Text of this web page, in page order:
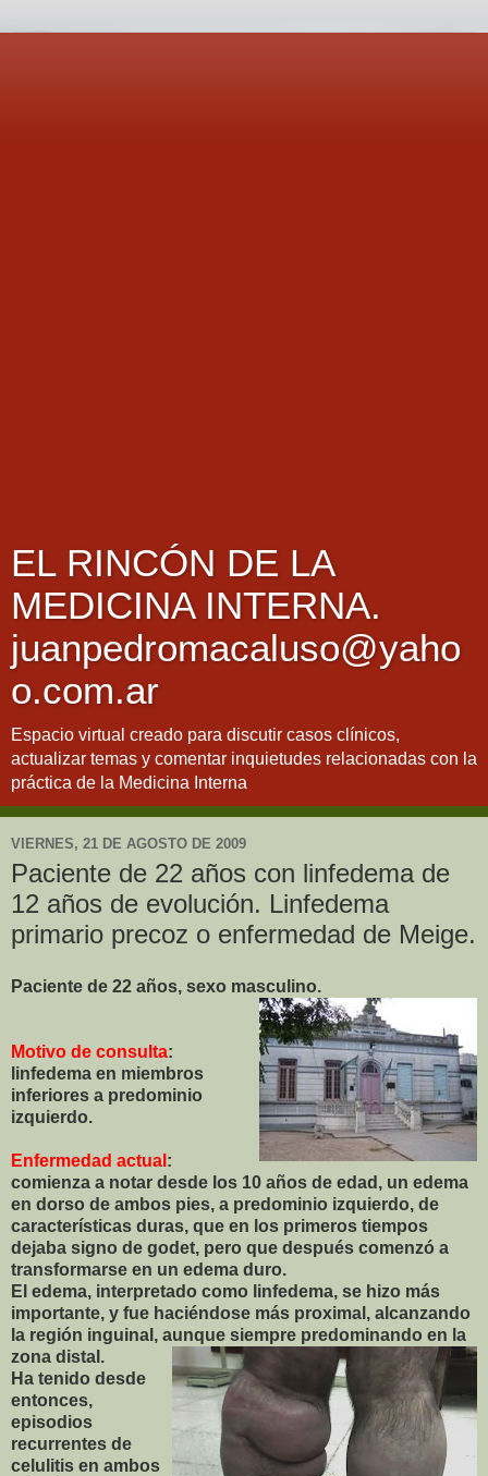
EL RINCÓN DE LA
MEDICINA INTERNA.
juanpedromacaluso@yaho
o.com.ar
Espacio virtual creado para discutir casos clínicos,
actualizar temas y comentar inquietudes relacionadas con la
práctica de la Medicina Interna
VIERNES, 21 DE AGOSTO DE 2009
Paciente de 22 años con linfedema de
12 años de evolución. Linfedema
primario precoz o enfermedad de Meige.
Paciente de 22 años, sexo masculino.
Motivo de consulta:
linfedema en miembros
inferiores a predominio
izquierdo.
Enfermedad actual :
comienza a notar desde los 10 años de edad, un edema
en dorso de ambos pies, a predominio izquierdo, de
características duras, que en los primeros tiempos
dejaba signo de godet, pero que después comenzó a
transformarse en un edema duro.
El edema, interpretado como linfedema, se hizo más
importante, y fue haciéndose más proximal, alcanzando
la región inguinal, aunque siempre predominando en la
zona distal.
Ha tenido desde
entonces,
episodios
recurrentes de
celulitis en ambos